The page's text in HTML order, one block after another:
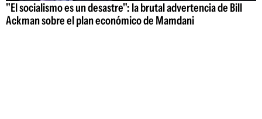
"El socialismo es un desastre": la brutal advertencia de Bill
Ackman sobre el plan económico de Mamdani